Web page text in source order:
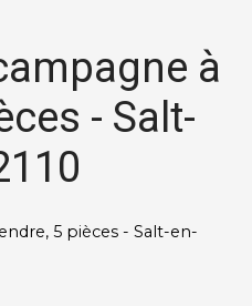
Estimer Louer
à
- Salt-